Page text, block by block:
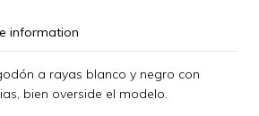
information
a rayas blanco y negro con
bien overside el modelo.